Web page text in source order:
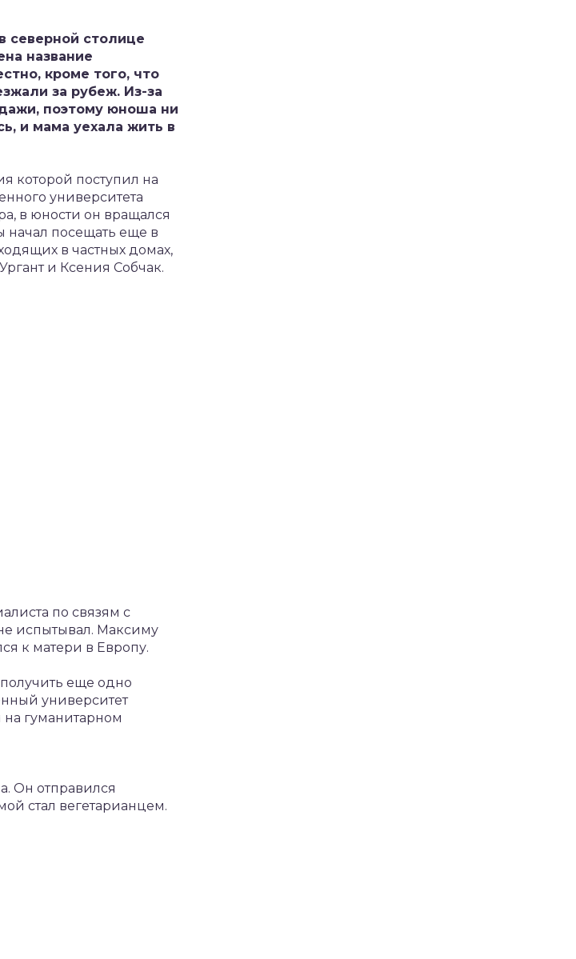
северной столице
название
кроме того, что
за рубеж. Из-за
поэтому юноша ни
и мама уехала жить в
которой поступил на
университета
в юности он вращался
начал посещать еще в
в частных домах,
и Ксения Собчак.
по связям с
испытывал. Максиму
к матери в Европу.
еще одно
университет
гуманитарном
Он отправился
стал вегетарианцем.